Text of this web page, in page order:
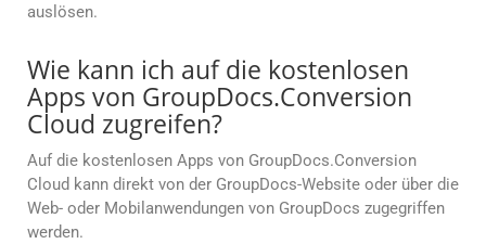
auslösen.
Wie kann ich auf die kostenlosen
Apps von GroupDocs.Conversion
Cloud zugreifen?
Auf die kostenlosen Apps von GroupDocs.Conversion
Cloud kann direkt von der GroupDocs-Website oder über die
Web- oder Mobilanwendungen von GroupDocs zugegriffen
werden.